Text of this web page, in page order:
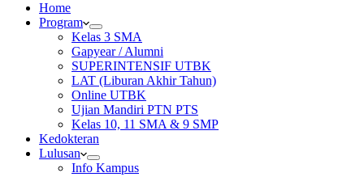
Home
Program
Kelas 3 SMA
Gapyear / Alumni
SUPERINTENSIF UTBK
LAT (Liburan Akhir Tahun)
Online UTBK
Ujian Mandiri PTN PTS
Kelas 10, 11 SMA & 9 SMP
Kedokteran
Lulusan
Info Kampus